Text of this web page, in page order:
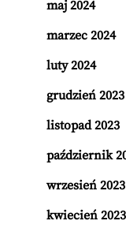
maj 2024
marzec 2024
luty 2024
grudzień 2023
listopad 2023
październik
wrzesień 2023
kwiecień 2023